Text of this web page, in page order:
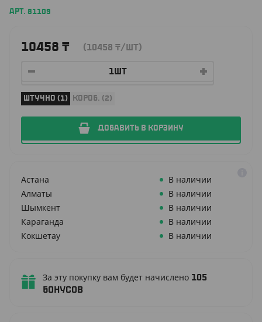
АРТ. 81109
10458 ₸ (10458 ₸/ШТ)
ШТУЧНО (1) КОРОБ. (2)
ДОБАВИТЬ В КОРЗИНУ
Астана
В наличии
Алматы
В наличии
Шымкент
В наличии
Караганда
В наличии
Кокшетау
В наличии
За эту покупку вам будет начислено 105
бонусов